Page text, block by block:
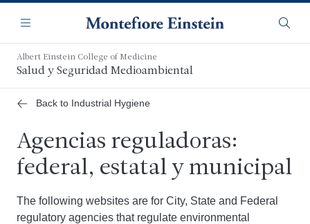
contenido
principal
Navegación
Menú
Albert Einstein College of Medicine
Salud y Seguridad Medioambiental
Back to Industrial Hygiene
Agencias reguladoras:
federal, estatal y municipal
The following websites are for City, State and Federal
regulatory agencies that regulate environmental